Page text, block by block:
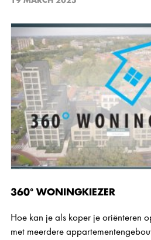
360° WONINGKIEZER
Hoe kan je als koper je oriënteren
met meerdere